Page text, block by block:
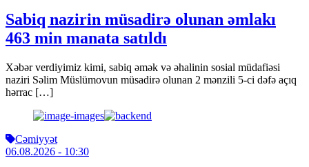
Sabiq nazirin müsadirə olunan əmlakı
463 min manata satıldı
Xəbər verdiyimiz kimi, sabiq əmək və əhalinin sosial müdafiəsi
naziri Səlim Müslümovun müsadirə olunan 2 mənzili 5-ci dəfə açıq
hərrac […]
Cəmiyyət
06.08.2026 - 10:30